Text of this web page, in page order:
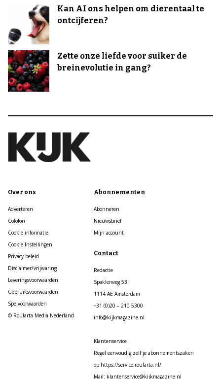
Kan AI ons helpen om dierentaal te
ontcijferen?
Zette onze liefde voor suiker de
breinevolutie in gang?
Over ons
Adverteren
Colofon
Cookie informatie
Cookie Instellingen
Privacy beleid
Disclaimer/vrijwaring
Leveringsvoorwaarden
Gebruiksvoorwaarden
Spelvoorwaarden
© Roularta Media Nederland
Abonnementen
Abonneren
Nieuwsbrief
Mijn account
Contact
Redactie
Spaklerweg 53
1114 AE Amsterdam
+31 (0)20 – 210 5300
info@kijkmagazine.nl
Klantenservice
Regel eenvoudig zelf je abonnementszaken
op https://service.roularta.nl/
Mail: klantenservice@kijkmagazine.nl